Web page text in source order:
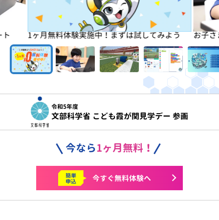
う お子さまの「楽しい」を学びの原動力に！ 初め
令和5年度
文部科学省 こども霞が関見学デー 参画
今なら1ヶ月無料！
簡単
申込 今すぐ無料体験へ